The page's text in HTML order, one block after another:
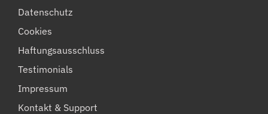
Datenschutz
Cookies
Haftungsausschluss
Testimonials
Impressum
Kontakt & Support